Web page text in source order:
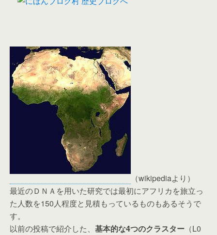
（wikipediaより）
最近のＤＮＡを用いた研究では最初にアフリカを旅立っ
た人数を150人程度と見積もっているものもあるそうで
す。
以前の投稿で紹介した、 基本的な4つのクラスター （L0